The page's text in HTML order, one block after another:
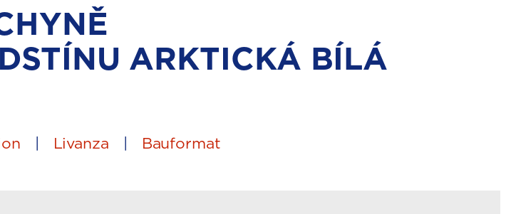
ARKTICKÁ BÍLÁ
| Livanza | Bauformat